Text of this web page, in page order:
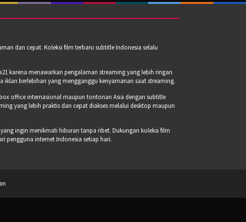
dan cepat. Koleksi film terbaru subtitle Indonesia selalu
karena menawarkan pengalaman streaming yang lebih ringan
berlebihan yang mengganggu kenyamanan saat streaming.
office internasional maupun tontonan Asia dengan subtitle
yang lebih praktis dan cepat diakses melalui desktop maupun
ingin menikmati hiburan tanpa ribet. Dukungan koleksi film
pengguna internet Indonesia setiap hari.